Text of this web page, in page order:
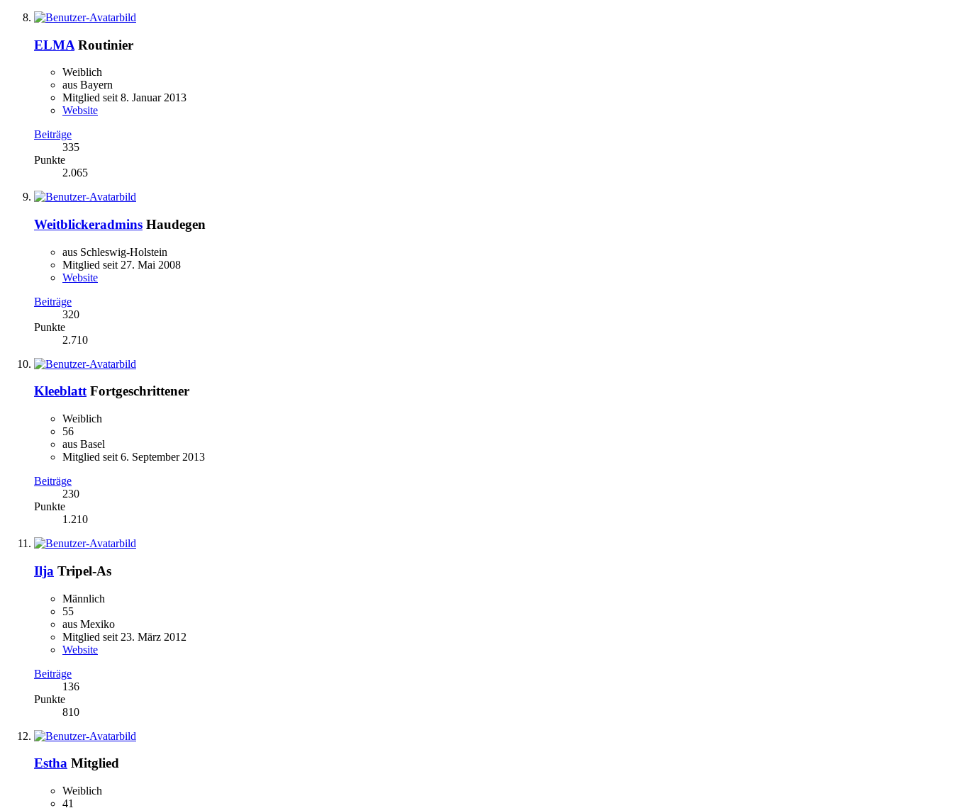
ELMA Routinier
Weiblich
aus Bayern
Mitglied seit 8. Januar 2013
Website
Beiträge
335
Punkte
2.065
Weitblickeradmins Haudegen
aus Schleswig-Holstein
Mitglied seit 27. Mai 2008
Website
Beiträge
320
Punkte
2.710
Kleeblatt Fortgeschrittener
Weiblich
56
aus Basel
Mitglied seit 6. September 2013
Beiträge
230
Punkte
1.210
Ilja Tripel-As
Männlich
55
aus Mexiko
Mitglied seit 23. März 2012
Website
Beiträge
136
Punkte
810
Estha Mitglied
Weiblich
41